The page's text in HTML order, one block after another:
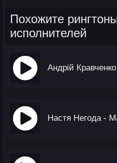
Похожите
исполнителей
Андрій
Настя Негода -